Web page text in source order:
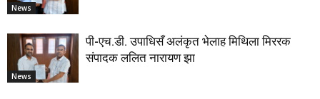
News
News
पी-एच.डी. उपाधिसँ अलंकृत भेलाह मिथिला मिररक
संपादक ललित नारायण झा